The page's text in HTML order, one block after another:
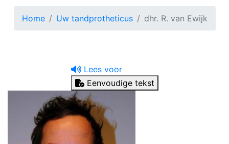
Home Uw tandprotheticus dhr. R. van Ewijk
Lees voor
Eenvoudige tekst